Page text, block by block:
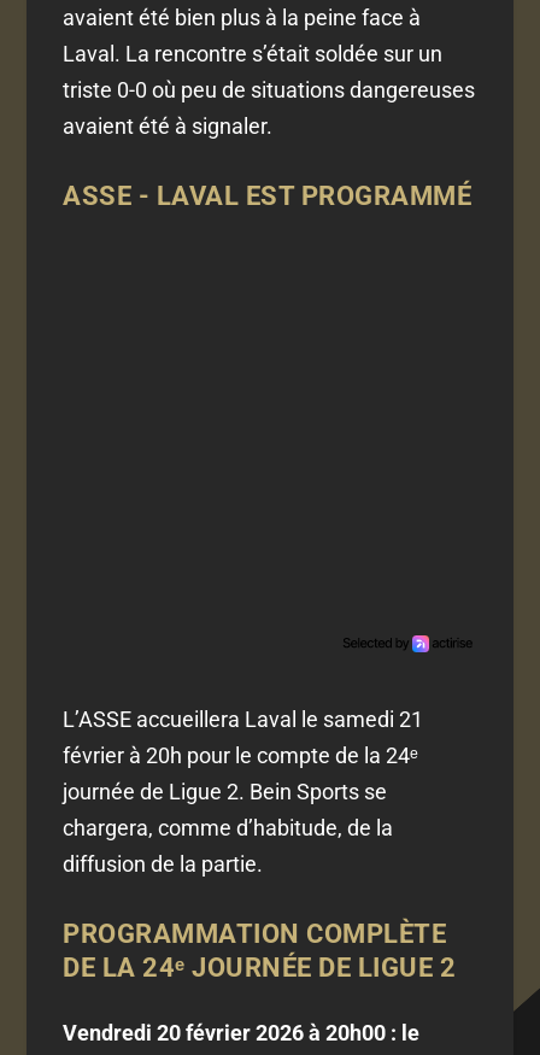
avaient été bien plus à la peine face à
Laval. La rencontre s’était soldée sur un
triste 0-0 où peu de situations dangereuses
avaient été à signaler.
ASSE - LAVAL EST PROGRAMMÉ
L’ASSE accueillera Laval le samedi 21
février à 20h pour le compte de la 24ᵉ
journée de Ligue 2. Bein Sports se
chargera, comme d’habitude, de la
diffusion de la partie.
PROGRAMMATION COMPLÈTE
DE LA 24ᵉ JOURNÉE DE LIGUE 2
Vendredi 20 février 2026 à 20h00 : le